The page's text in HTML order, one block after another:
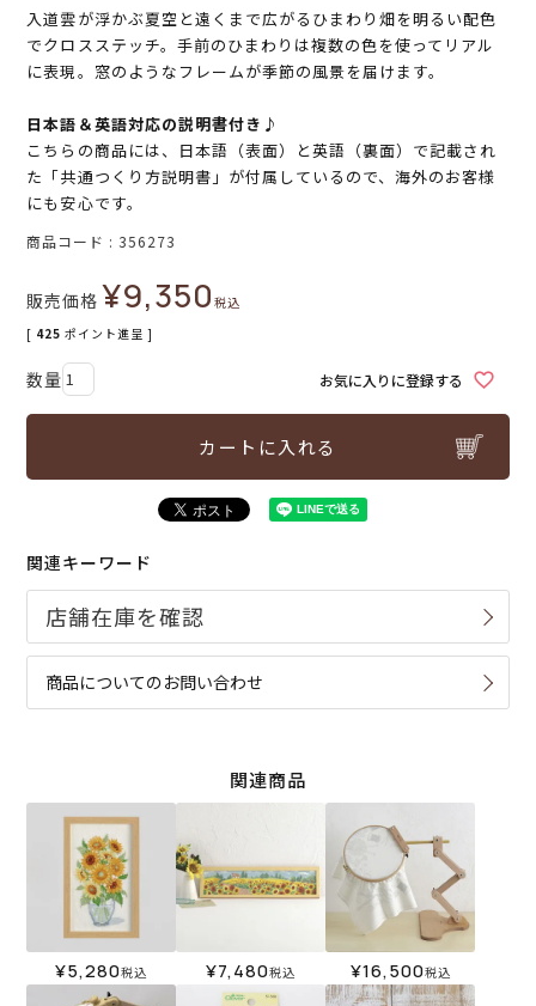
入道雲が浮かぶ夏空と遠くまで広がるひまわり畑を明るい配色
でクロスステッチ。手前のひまわりは複数の色を使ってリアル
に表現。窓のようなフレームが季節の風景を届けます。
日本語＆英語対応の説明書付き♪
こちらの商品には、日本語（表面）と英語（裏面）で記載され
た「共通つくり方説明書」が付属しているので、海外のお客様
にも安心です。
商品コード 356273
販売価格 ¥9,350税込
[ 425 ポイント進呈 ]
お気に入りに登録する
カートに入れる
関連キーワード
商品についてのお問い合わせ
関連商品
¥5,280税込 ¥7,480税込 ¥16,500税込